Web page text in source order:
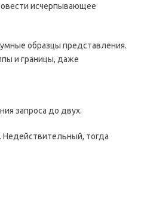
исчерпывающее
образцы представления.
и границы, даже
запроса до двух.
Недействительный, тогда